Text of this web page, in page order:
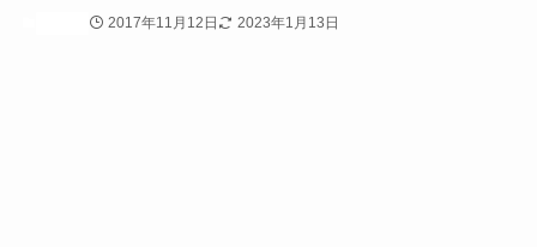
2017年11月12日 2023年1月13日